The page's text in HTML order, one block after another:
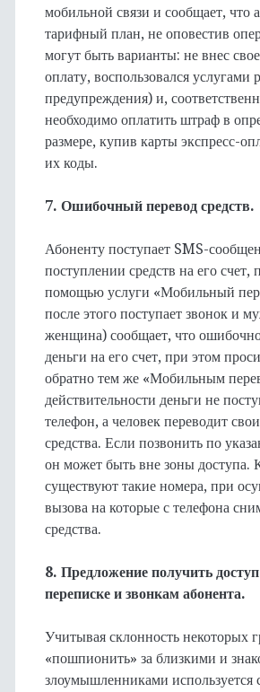
мобильной связи и сообщает, что
тарифный план, не оповестив
могут быть варианты: не внес
оплату, воспользовался услугами
предупреждения) и,
необходимо оплатить штраф в
размере, купив карты экспресс-
их коды.
7. Ошибочный перевод средств.
Абоненту поступает SMS-
поступлении средств на его счет,
помощью услуги «Мобильный
после этого поступает звонок и
женщина) сообщает, что
деньги на его счет, при этом
обратно тем же «Мобильным
действительности деньги не
телефон, а человек переводит
средства. Если позвонить по
он может быть вне зоны доступа.
существуют такие номера, при
вызова на которые с телефона
средства.
8. Предложение получить
переписке и звонкам абонента.
Учитывая склонность некоторых
«пошпионить» за близкими и
злоумышленниками используется